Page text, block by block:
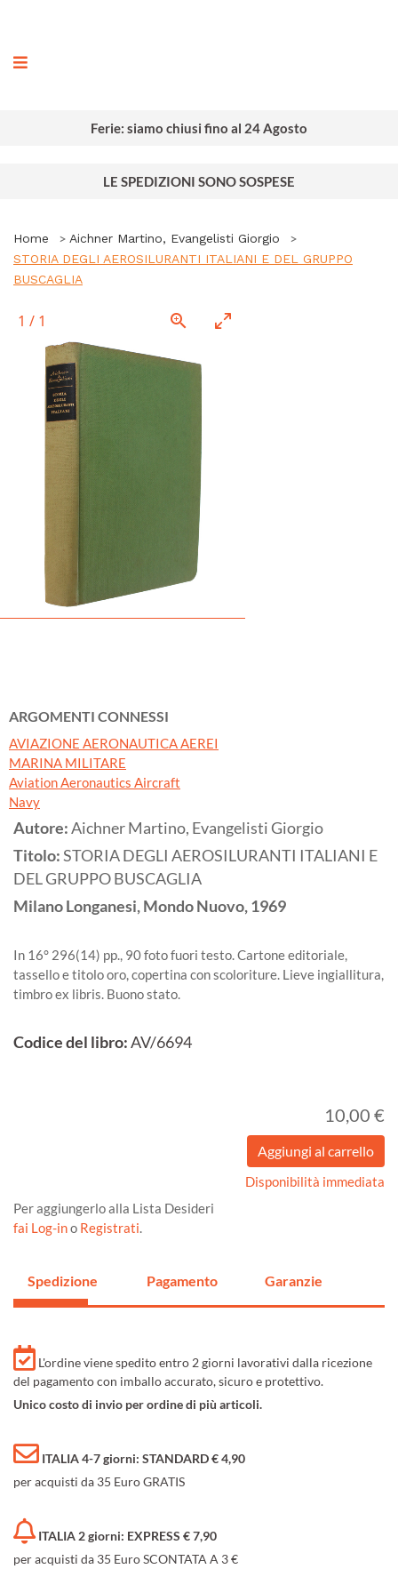
Ferie: siamo chiusi fino al 24 Agosto
LE SPEDIZIONI SONO SOSPESE
Home
Aichner Martino, Evangelisti Giorgio
STORIA DEGLI AEROSILURANTI ITALIANI E DEL GRUPPO
BUSCAGLIA
1 / 1
ARGOMENTI CONNESSI
AVIAZIONE AERONAUTICA AEREI
MARINA MILITARE
Aviation Aeronautics Aircraft
Navy
Autore:Aichner Martino, Evangelisti Giorgio
Titolo:STORIA DEGLI AEROSILURANTI ITALIANI E
DEL GRUPPO BUSCAGLIA
MilanoLonganesi, Mondo Nuovo,1969
In 16° 296(14) pp., 90 foto fuori testo. Cartone editoriale,
tassello e titolo oro, copertina con scoloriture. Lieve ingiallitura,
timbro ex libris. Buono stato.
Codice del libro:AV/6694
10,00 €
Disponibilità immediata
Per aggiungerlo alla Lista Desideri
fai Log-ino Registrati.
Spedizione Pagamento Garanzie
L'ordine viene spedito entro 2 giorni lavorativi dalla ricezione
del pagamento con imballo accurato, sicuro e protettivo.
Unico costo di invio per ordine di più articoli.
ITALIA 4-7 giorni: STANDARD € 4,90
per acquisti da 35 Euro GRATIS
ITALIA 2 giorni: EXPRESS € 7,90
per acquisti da 35 Euro SCONTATA A 3 €